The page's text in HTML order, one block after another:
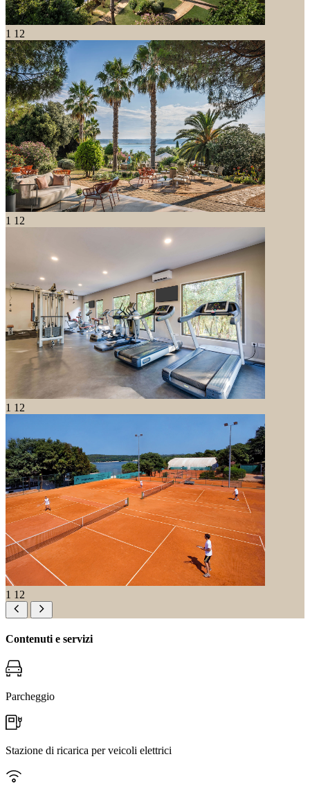
1 12
1 12
1 12
1 12
Contenuti e servizi
Parcheggio
Stazione di ricarica per veicoli elettrici